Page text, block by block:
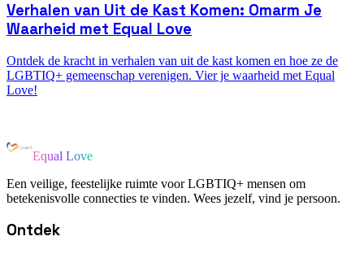
Verhalen van Uit de Kast Komen: Omarm Je
Waarheid met Equal Love
Ontdek de kracht in verhalen van uit de kast komen en hoe ze de
LGBTIQ+ gemeenschap verenigen. Vier je waarheid met Equal
Love!
Equal Love
Een veilige, feestelijke ruimte voor LGBTIQ+ mensen om
betekenisvolle connecties te vinden. Wees jezelf, vind je persoon.
Ontdek